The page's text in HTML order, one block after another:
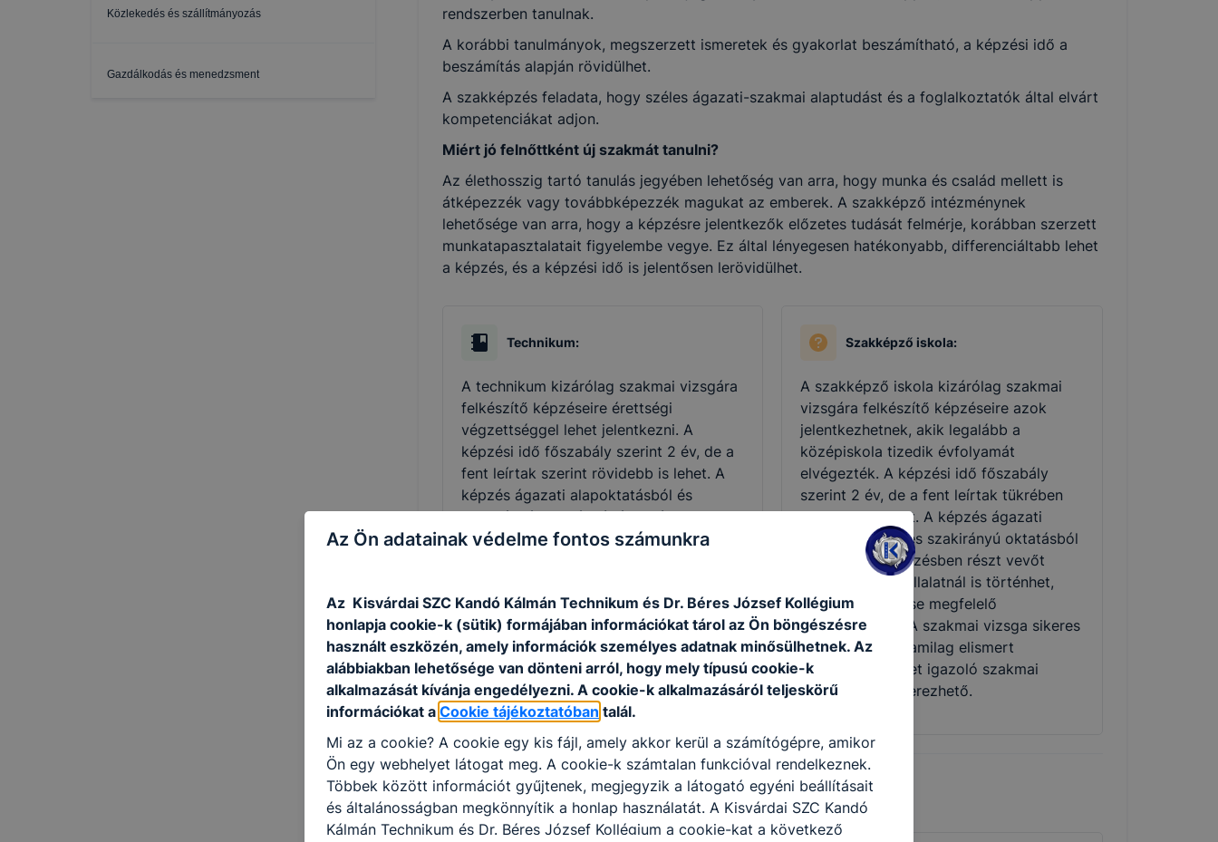
Közlekedés és szállítmányozás
Gazdálkodás és menedzsment
rendszerben tanulnak.
A korábbi tanulmányok, megszerzett ismeretek és gyakorlat beszámítható, a képzési idő a
beszámítás alapján rövidülhet.
A szakképzés feladata, hogy széles ágazati-szakmai alaptudást és a foglalkoztatók által elvárt
kompetenciákat adjon.
Miért jó felnőttként új szakmát tanulni?
Az élethosszig tartó tanulás jegyében lehetőség van arra, hogy munka és család mellett is
átképezzék vagy továbbképezzék magukat az emberek. A szakképző intézménynek
lehetősége van arra, hogy a képzésre jelentkezők előzetes tudását felmérje, korábban szerzett
munkatapasztalatait figyelembe vegye. Ez által lényegesen hatékonyabb, differenciáltabb lehet
a képzés, és a képzési idő is jelentősen lerövidülhet.
Technikum:
A technikum kizárólag szakmai vizsgára
felkészítő képzéseire érettségi
végzettséggel lehet jelentkezni. A
képzési idő főszabály szerint 2 év, de a
fent leírtak szerint rövidebb is lehet. A
képzés ágazati alapoktatásból és
szakirányú oktatásból áll. Utóbbi a
képzésben részt vevőt foglalkoztató
módosításával. A szakmai vizsga sikeres
teljesítésével államilag elismert
szakképzettséget igazoló oklevelet
szerezhet a tanuló, illetve a képzésben
részt vevő.
Szakképző iskola:
A szakképző iskola kizárólag szakmai
vizsgára felkészítő képzéseire azok
jelentkezhetnek, akik legalább a
középiskola tizedik évfolyamát
elvégezték. A képzési idő főszabály
szerint 2 év, de a fent leírtak tükrében
rövidebb is lehet. A képzés ágazati
alapoktatásból és szakirányú oktatásból
áll. Utóbbi a képzésben részt vevőt
foglalkoztató vállalatnál is történhet,
munkaszerződése megfelelő
módosításával. A szakmai vizsga sikeres
teljesítésével államilag elismert
szakképzettséget igazoló szakmai
bizonyítvány szerezhető.
Szakmák
Az Ön adatainak védelme fontos számunkra
Az Kisvárdai SZC Kandó Kálmán Technikum és Dr. Béres József Kollégium
honlapja cookie-k (sütik) formájában információkat tárol az Ön böngészésre
használt eszközén, amely információk személyes adatnak minősülhetnek. Az
alábbiakban lehetősége van dönteni arról, hogy mely típusú cookie-k
alkalmazását kívánja engedélyezni. A cookie-k alkalmazásáról teljeskörű
információkat a Cookie tájékoztatóban talál.
Mi az a cookie? A cookie egy kis fájl, amely akkor kerül a számítógépre, amikor
Ön egy webhelyet látogat meg. A cookie-k számtalan funkcióval rendelkeznek.
Többek között információt gyűjtenek, megjegyzik a látogató egyéni beállításait
és általánosságban megkönnyítik a honlap használatát. A Kisvárdai SZC Kandó
Kálmán Technikum és Dr. Béres József Kollégium a cookie-kat a következő